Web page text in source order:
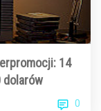
14
dolarów
0